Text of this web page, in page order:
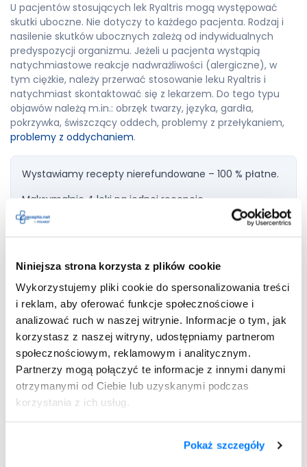
Niniejsza strona korzysta z plików cookie
Wykorzystujemy pliki cookie do spersonalizowania treści
i reklam, aby oferować funkcje społecznościowe i
analizować ruch w naszej witrynie. Informacje o tym, jak
korzystasz z naszej witryny, udostępniamy partnerom
społecznościowym, reklamowym i analitycznym.
Partnerzy mogą połączyć te informacje z innymi danymi
otrzymanymi od Ciebie lub uzyskanymi podczas
korzystania z ich usług.
Pokaż szczegóły
U pacjentów stosujących lek Ryaltris mogą występować
skutki uboczne. Nie dotyczy to każdego pacjenta. Rodzaj i
nasilenie skutków ubocznych zależą od indywidualnych
predyspozycji organizmu. Jeżeli u pacjenta wystąpią
natychmiastowe reakcje nadwrażliwości (alergiczne), w
tym ciężkie, należy przerwać stosowanie leku Ryaltris i
natychmiast skontaktować się z lekarzem. Do tego typu
objawów należą m.in.: obrzęk twarzy, języka, gardła,
pokrzywka, świszczący oddech, problemy z przełykaniem,
problemy z oddychaniem.
Wystawiamy recepty nierefundowane – 100 % płatne.
Maksymalnie 4 leki na jednej recepcie.
Dodaj do
recepty
Ponadto w trakcie terapii odnotowywano takie
działania niepożądane jak m.in.:
krwawienie z nosa;
lekkie podrażnienie lub obrzęk wewnątrz nosa;